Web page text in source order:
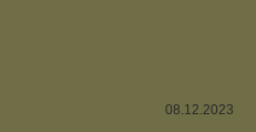
08.12.2023